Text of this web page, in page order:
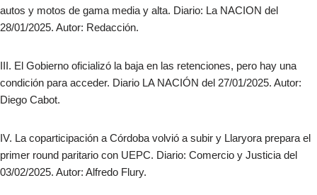
autos y motos de gama media y alta. Diario: La NACION del
28/01/2025. Autor: Redacción.
III. El Gobierno oficializó la baja en las retenciones, pero hay una
condición para acceder. Diario LA NACIÓN del 27/01/2025. Autor:
Diego Cabot.
IV. La coparticipación a Córdoba volvió a subir y Llaryora prepara el
primer round paritario con UEPC. Diario: Comercio y Justicia del
03/02/2025. Autor: Alfredo Flury.